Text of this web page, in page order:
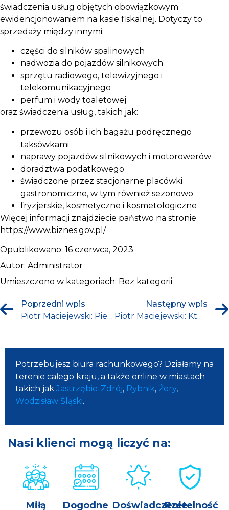
świadczenia usług objętych obowiązkowym
ewidencjonowaniem na kasie fiskalnej. Dotyczy to
sprzedaży między innymi:
części do silników spalinowych
nadwozia do pojazdów silnikowych
sprzętu radiowego, telewizyjnego i
telekomunikacyjnego
perfum i wody toaletowej
oraz świadczenia usług, takich jak:
przewozu osób i ich bagażu podręcznego
taksówkami
naprawy pojazdów silnikowych i motorowerów
doradztwa podatkowego
świadczone przez stacjonarne placówki
gastronomiczne, w tym również sezonowo
fryzjerskie, kosmetyczne i kosmetologiczne
Więcej informacji znajdziecie państwo na stronie
https://www.biznes.gov.pl/
Opublikowano: 16 czerwca, 2023
Autor: Administrator
Umieszczono w kategoriach: Bez kategorii
Poprzedni wpis
Piotr Maciejewski: Pierwsze będą maliny
Następny wpis
Piotr Maciejewski: Kto szybko daje, dwa razy daje?
Potrzebujesz biura rachunkowego? Działamy na
terenie całego kraju, a także online w miastach
takich jak Jastrzębie-Zdrój, Rybnik, Żory,
Wodzisław Śląski.
Nasi klienci mogą liczyć na:
Miłą Dogodne DoświadczenieRzetelność